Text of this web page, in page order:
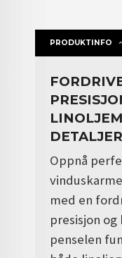
PRODUKTINFO
DETALJER
Oppnå
med en
presisjon
penselen